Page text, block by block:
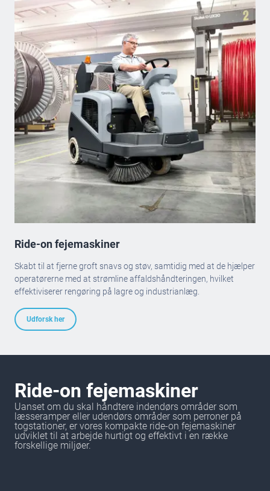
Ride-on fejemaskiner
Skabt til at fjerne groft snavs og støv, samtidig med at de hjælper
operatørerne med at strømline affaldshåndteringen, hvilket
effektiviserer rengøring på lagre og industrianlæg.
Udforsk her
Ride-on fejemaskiner
Uanset om du skal håndtere indendørs områder som
læsseramper eller udendørs områder som perroner på
togstationer, er vores kompakte ride-on fejemaskiner
udviklet til at arbejde hurtigt og effektivt i en række
forskellige miljøer.